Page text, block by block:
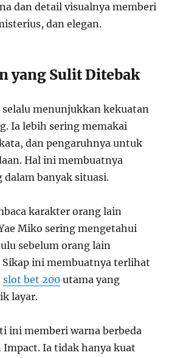
dan detail visualnya memberi
dan elegan.
yang Sulit Ditebak
selalu menunjukkan kekuatan
Ia lebih sering memakai
dan pengaruhnya untuk
Hal ini membuatnya
dalam banyak situasi.
karakter orang lain
Miko sering mengetahui
sebelum orang lain
Sikap ini membuatnya terlihat
slot bet 200 utama yang
layar.
ini memberi warna berbeda
Impact. Ia tidak hanya kuat